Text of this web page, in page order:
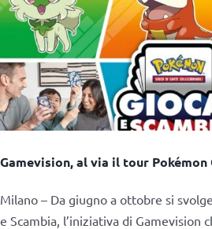
Gamevision, al via il tour Pokémon
Milano – Da giugno a ottobre si
e Scambia, l’iniziativa di Gamevision